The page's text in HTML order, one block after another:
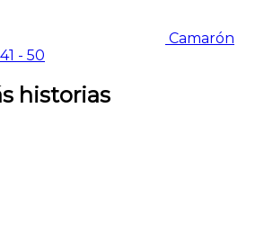
Camarón
- 50
historias